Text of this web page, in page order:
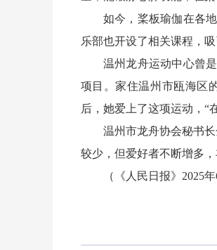
如今，桨板瑜伽在各地
乐部也开设了相关课程，
温州龙舟运动中心曾是
项目。家住温州市瓯海区
后，她爱上了这项运动，“
温州市龙舟协会秘书长
较少，但爱好者不断增多
（《人民日报》2025年